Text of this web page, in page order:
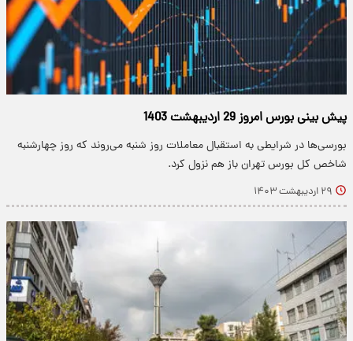
پیش بینی بورس امروز 29 اردیبهشت 1403
بورسی‌ها در شرایطی به استقبال معاملات روز شنبه می‌روند که روز چهارشنبه
شاخص کل بورس تهران باز هم نزول کرد.
۲۹ اردیبهشت ۱۴۰۳